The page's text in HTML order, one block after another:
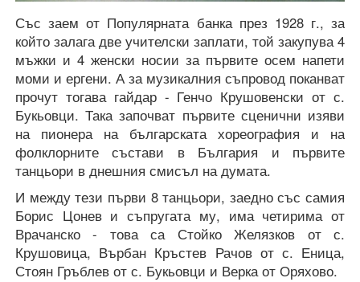
Със заем от Популярната банка през 1928 г., за
който залага две учителски заплати, той закупува 4
мъжки и 4 женски носии за първите осем напети
моми и ергени. А за музикалния съпровод поканват
прочут тогава гайдар - Генчо Крушовенски от с.
Букьовци. Така започват първите сценични изяви
на пионера на българската хореография и на
фолклорните състави в България и първите
танцьори в днешния смисъл на думата.
И между тези първи 8 танцьори, заедно със самия
Борис Цонев и съпругата му, има четирима от
Врачанско - това са Стойко Желязков от с.
Крушовица, Върбан Кръстев Рачов от с. Еница,
Стоян Гръблев от с. Букьовци и Верка от Оряхово.